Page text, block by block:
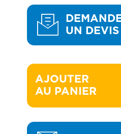
UN DEVIS
AJOUTER
AU PANIER